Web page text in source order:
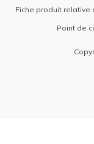
Fiche produit
Point de